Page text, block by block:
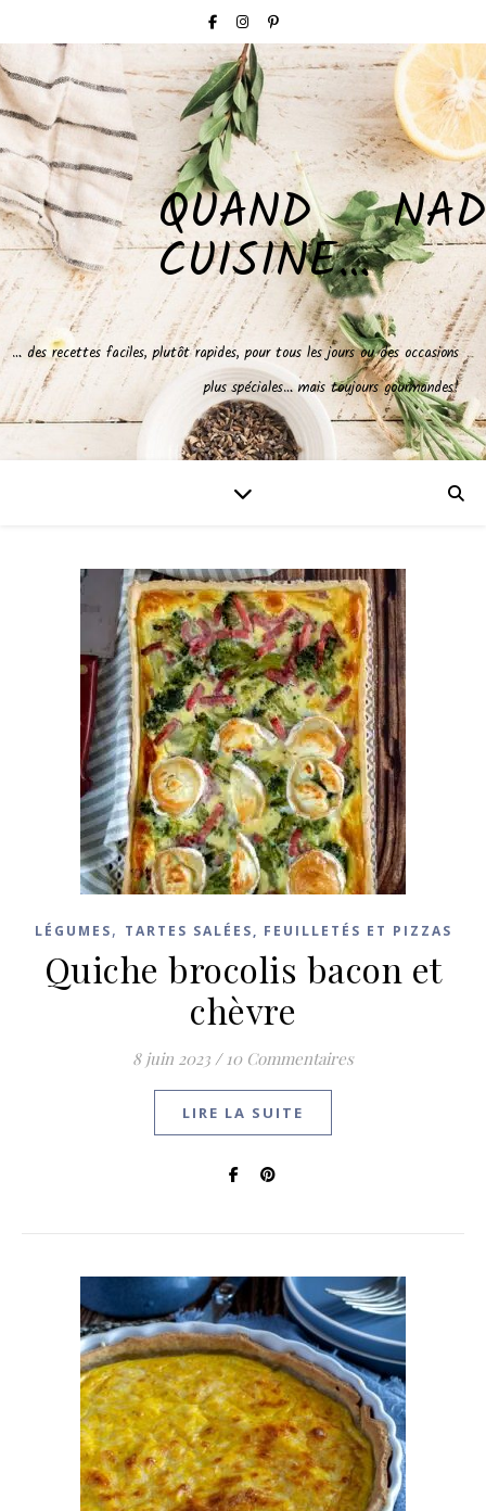
QUAND NAD
CUISINE…
… des recettes faciles, plutôt rapides, pour tous les jours ou des occasions
plus spéciales… mais toujours gourmandes!
LÉGUMES, TARTES SALÉES, FEUILLETÉS ET PIZZAS
Quiche brocolis bacon et
chèvre
8 juin 2023 / 10 Commentaires
LIRE LA SUITE